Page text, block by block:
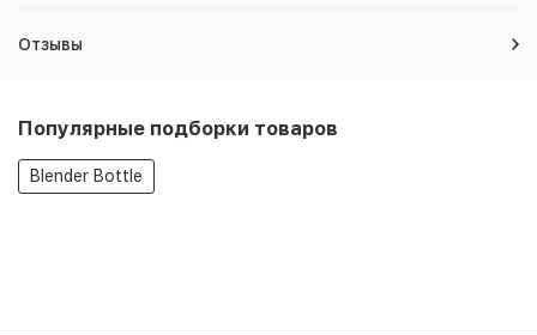
Отзывы
Популярные подборки товаров
Blender Bottle